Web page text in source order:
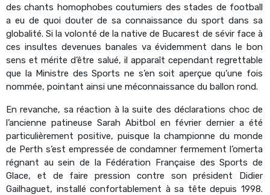
des chants homophobes coutumiers des stades de football
a eu de quoi douter de sa connaissance du sport dans sa
globalité. Si la volonté de la native de Bucarest de sévir face à
ces insultes devenues banales va évidemment dans le bon
sens et mérite d’être salué, il apparaît cependant regrettable
que la Ministre des Sports ne s’en soit aperçue qu’une fois
nommée, pointant ainsi une méconnaissance du ballon rond.
En revanche, sa réaction à la suite des déclarations choc de
l’ancienne patineuse Sarah Abitbol en février dernier a été
particulièrement positive, puisque la championne du monde
de Perth s’est empressée de condamner fermement l’omerta
régnant au sein de la Fédération Française des Sports de
Glace, et de faire pression contre son président Didier
Gailhaguet, installé confortablement à sa tête depuis 1998.